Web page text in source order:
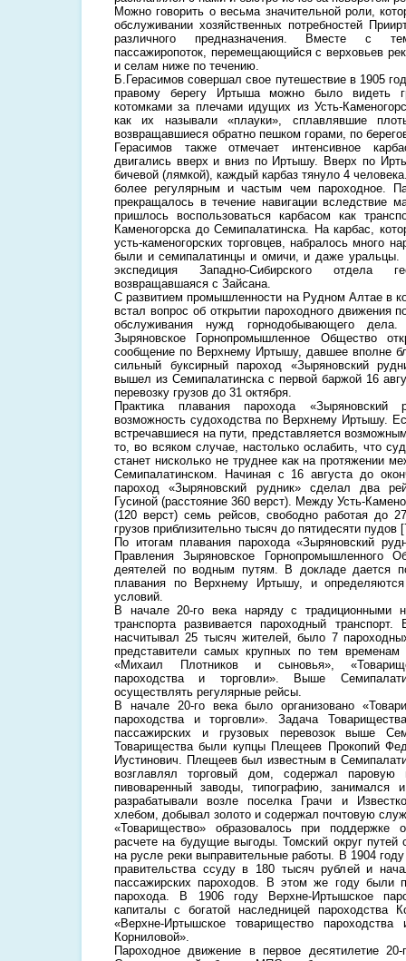
Можно говорить о весьма значительной роли,
обслуживании хозяйственных потребностей
различного предназначения. Вместе с
пассажиропоток, перемещающийся с верховьев
и селам ниже по течению.
Б.Герасимов совершал свое путешествие в 1905
правому берегу Иртыша можно было видеть
котомками за плечами идущих из Усть-
как их называли «плауки», сплавлявшие
возвращавшиеся обратно пешком горами, по
Герасимов также отмечает интенсивное
двигались вверх и вниз по Иртышу. Вверх по
бичевой (лямкой), каждый карбаз тянуло 4
более регулярным и частым чем пароходное.
прекращалось в течение навигации вследствие
пришлось воспользоваться карбасом как
Каменогорска до Семипалатинска. На карбас,
усть-каменогорских торговцев, набралось много
были и семипалатинцы и омичи, и даже уральцы.
экспедиция Западно-Сибирского отдела
возвращавшаяся с Зайсана.
С развитием промышленности на Рудном Алтае в
встал вопрос об открытии пароходного
обслуживания нужд горнодобывающего
Зыряновское Горнопромышленное Общество
сообщение по Верхнему Иртышу, давшее вполне
сильный буксирный пароход «Зыряновский
вышел из Семипалатинска с первой баржой 16
перевозку грузов до 31 октября.
Практика плавания парохода «Зыряновский
возможность судоходства по Верхнему Иртышу.
встречавшиеся на пути, представляется
то, во всяком случае, настолько ослабить, что
станет нисколько не труднее как на протяжении
Семипалатинском. Начиная с 16 августа до
пароход «Зыряновский рудник» сделал два
Гусиной (расстояние 360 верст). Между Усть-
(120 верст) семь рейсов, свободно работая до
грузов приблизительно тысяч до пятидесяти пудов
По итогам плавания парохода «Зыряновский
Правления Зыряновское Горнопромышленного
деятелей по водным путям. В докладе дается
плавания по Верхнему Иртышу, и
условий.
В начале 20-го века наряду с традиционными
транспорта развивается пароходный
насчитывал 25 тысяч жителей, было 7
представители самых крупных по тем временам
«Михаил Плотников и сыновья»,
пароходства и торговли». Выше
осуществлять регулярные рейсы.
В начале 20-го века было организовано
пароходства и торговли». Задача
пассажирских и грузовых перевозок выше
Товарищества были купцы Плещеев Прокопий
Иустинович. Плещеев был известным в
возглавлял торговый дом, содержал паровую
пивоваренный заводы, типографию, занимался
разрабатывали возле поселка Грачи и
хлебом, добывал золото и содержал почтовую
«Товарищество» образовалось при поддержке
расчете на будущие выгоды. Томский округ
на русле реки выправительные работы. В 1904
правительства ссуду в 180 тысяч рублей и
пассажирских пароходов. В этом же году были
парохода. В 1906 году Верхне-Иртышское
капиталы с богатой наследницей пароходства
«Верхне-Иртышское товарищество
Корниловой».
Пароходное движение в первое десятилетие